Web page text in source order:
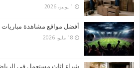
1 يونيو، 2026
أفضل مواقع مشاهدة
18 مايو، 2026
شراء اثاث مستعمل في